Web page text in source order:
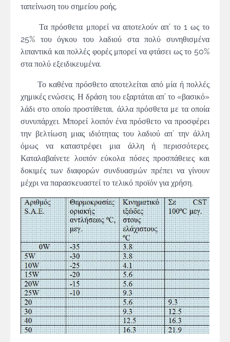
ταπείνωση του σημείου ροής.
Τα πρόσθετα μπορεί να αποτελούν απ’ το 1 ως το
25% του όγκου του λαδιού στα πολύ συνηθισμένα
λιπαντικά και πολλές φορές μπορεί να φτάσει ως το 50%
στα πολύ εξειδικευμένα.
Το καθένα πρόσθετο αποτελείται από μία ή πολλές
χημικές ενώσεις. Η δράση του εξαρτάται απ’ το «βασικό»
λάδι στο οποίο προστίθεται, άλλα πρόσθετα με τα οποία
συνυπάρχει. Μπορεί λοιπόν ένα πρόσθετο να προσφέρει
την βελτίωση μιας ιδιότητας του λαδιού απ’ την άλλη
όμως να καταστρέφει μια άλλη ή περισσότερες.
Καταλαβαίνετε λοιπόν εύκολα πόσες προσπάθειες και
δοκιμές των διαφορών συνδυασμών πρέπει να γίνουν
μέχρι να παρασκευαστεί το τελικό προϊόν για χρήση.